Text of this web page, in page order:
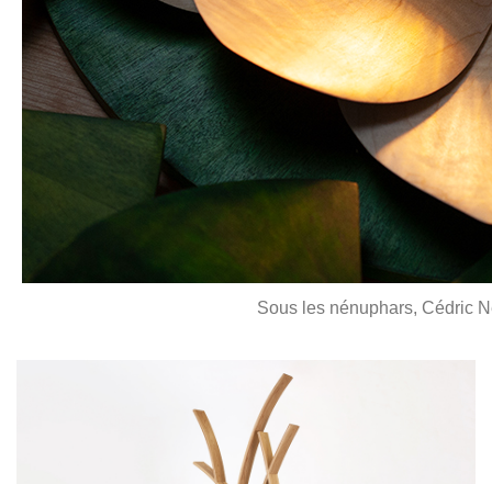
Sous les nénuphars, Cédric